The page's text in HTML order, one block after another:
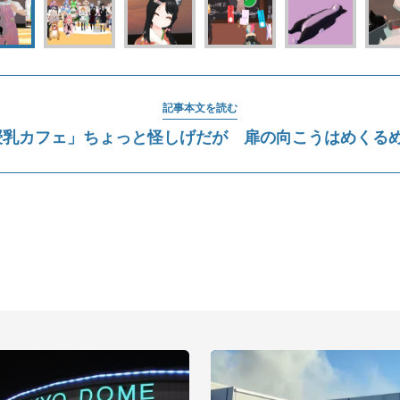
記事本文を読む
カフェ」ちょっと怪しげだが 扉の向こうはめくる